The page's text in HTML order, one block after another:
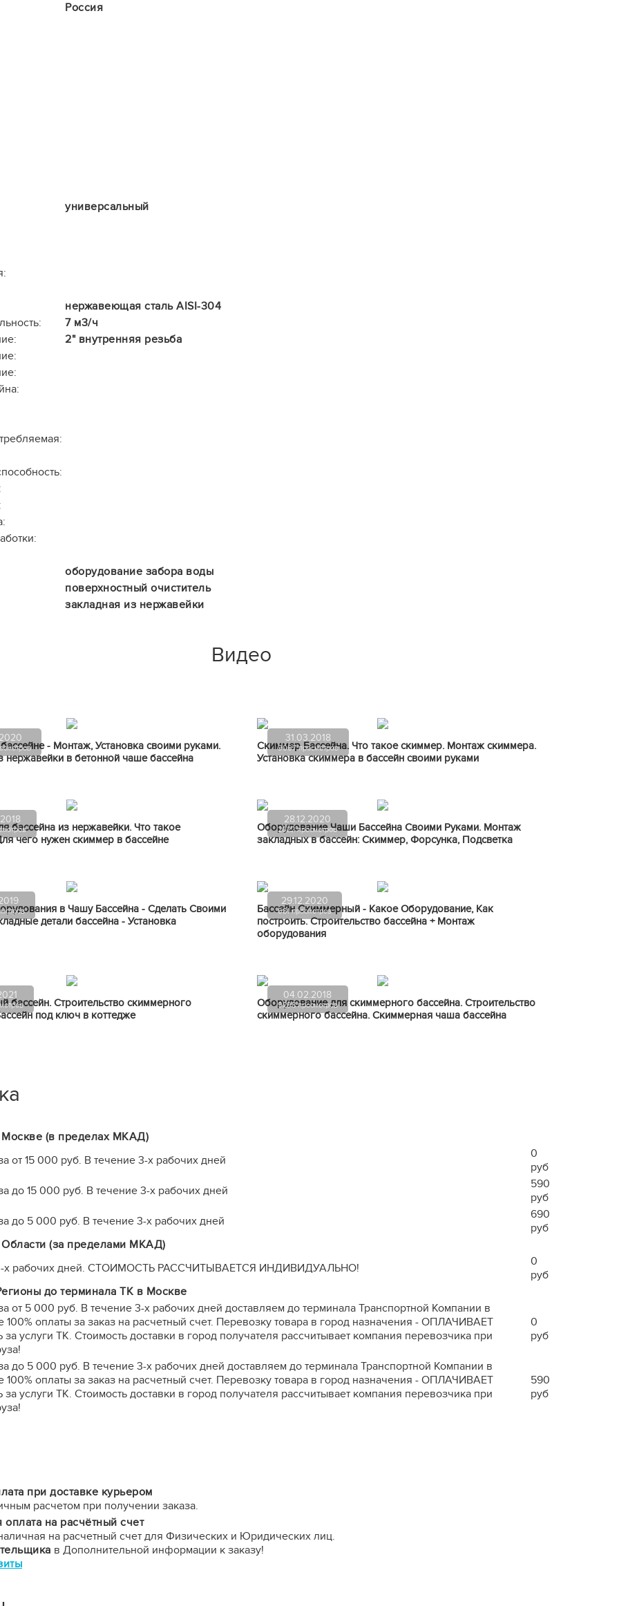
Россия
универсальный
нержавеющая сталь AISI-304
7 м3/ч
2" внутренняя резьба
оборудование забора воды
поверхностный очиститель
закладная из нержавейки
Видео
- Монтаж, Установка своими руками.
нержавейки в бетонной чаше бассейна
31.03.2018
9067 просмотров
Скиммер Бассейна. Что такое скиммер. Монтаж скиммера.
Установка скиммера в бассейн своими руками
бассейна из нержавейки. Что такое
чего нужен скиммер в бассейне
28.12.2020
2022 просмотров
Оборудование Чаши Бассейна Своими Руками. Монтаж
закладных в бассейн: Скиммер, Форсунка, Подсветка
в Чашу Бассейна - Сделать Своими
детали бассейна - Установка
29.12.2020
681 просмотров
Бассейн Скиммерный - Какое Оборудование, Как
построить. Строительство бассейна + Монтаж
оборудования
бассейн. Строительство скиммерного
под ключ в коттедже
04.02.2018
9298 просмотров
Оборудование для скиммерного бассейна. Строительство
скиммерного бассейна. Скиммерная чаша бассейна
Москве (в пределах МКАД)
от 15 000 руб. В течение 3-х рабочих дней
0
руб
до 15 000 руб. В течение 3-х рабочих дней
590
руб
до 5 000 руб. В течение 3-х рабочих дней
690
руб
Области (за пределами МКАД)
х рабочих дней. СТОИМОСТЬ РАССЧИТЫВАЕТСЯ ИНДИВИДУАЛЬНО!
0
руб
до терминала ТК в Москве
от 5 000 руб. В течение 3-х рабочих дней доставляем до терминала Транспортной Компании в
100% оплаты за заказ на расчетный счет. Перевозку товара в город назначения - ОПЛАЧИВАЕТ
услуги ТК. Стоимость доставки в город получателя рассчитывает компания перевозчика при
0
руб
до 5 000 руб. В течение 3-х рабочих дней доставляем до терминала Транспортной Компании в
100% оплаты за заказ на расчетный счет. Перевозку товара в город назначения - ОПЛАЧИВАЕТ
услуги ТК. Стоимость доставки в город получателя рассчитывает компания перевозчика при
590
руб
при доставке курьером
расчетом при получении заказа.
оплата на расчётный счет
на расчетный счет для Физических и Юридических лиц.
в Дополнительной информации к заказу!